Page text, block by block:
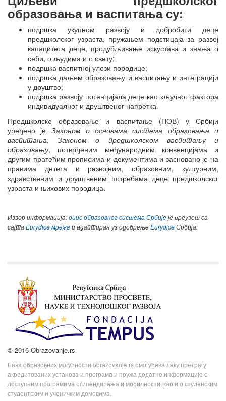
образовања и васпитања су:
подршка укупном развоју и добробити деце
предшколског узраста, пружањем подстицаја за развој
капацитета деце, продубљивање искустава и знања о
себи, о људима и о свету;
подршка васпитној улози породице;
подршка даљем образовању и васпитању и интеграцији
у друштво;
подршка развоју потенцијала деце као кључног фактора
индивидуалног и друштвеног напретка.
Предшколско образовање и васпитање (ПОВ) у Србији
уређено је Законом о основама система образовања и
васпитања,Законом о предшколском васпитању и
образовању, потврђеним међународним конвенцијама и
другим пратећим прописима и документима и засновано је на
правима детета и развојним, образовним, културним,
здравственим и друштвеним потребама деце предшколског
узраста и њихових породица.
Извор информација:опис образовног система Србијеје преузет са
сајта Eurydice мрежеи адаптиран уз одобрењеEurydiceСрбија.
© 2016 Obrazovanje.rs
База образовних могућности obrazovanje.rs омогућава лаку претрагу
акредитованих установа и програма и пружа додатне информације о
доступним програмима стипендирања и мобилности, као и о студенским
студентским и ученичким домовима.